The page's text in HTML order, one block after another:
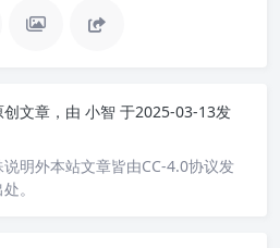
文章，由 小智 于2025-03-13发
明外本站文章皆由CC-4.0协议发
。